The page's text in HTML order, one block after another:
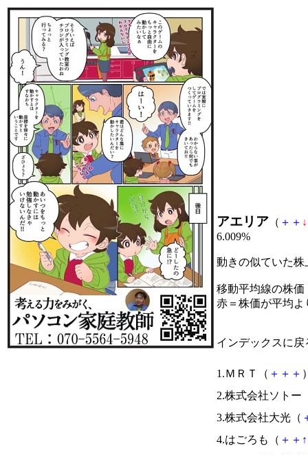
アエリア （ ＋ ＋ ↓
6.009%
動きの似ていた
移動平均線の株価
赤＝株価が平均
インデックスに戻
1.ＭＲＴ（ ＋ ＋ ＋
2.株式会社ソトー
3.株式会社大光（
4.はごろも（ ＋ ＋ ↑